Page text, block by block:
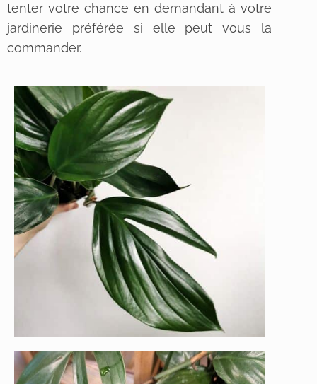
tenter votre chance en demandant à votre
jardinerie préférée si elle peut vous la
commander.